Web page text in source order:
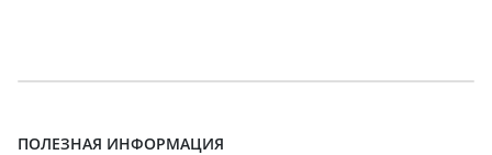
ПОЛЕЗНАЯ ИНФОРМАЦИЯ